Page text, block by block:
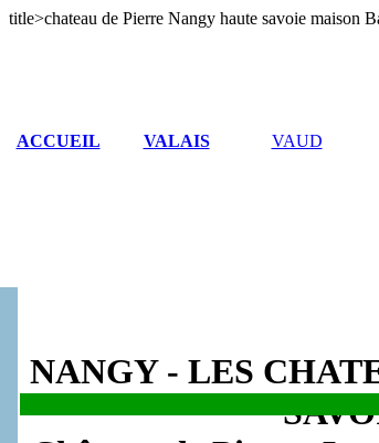
title>chateau de Pierre Nangy haute savoie maison
NANGY - LES
ACCUEIL VALAIS VAUD